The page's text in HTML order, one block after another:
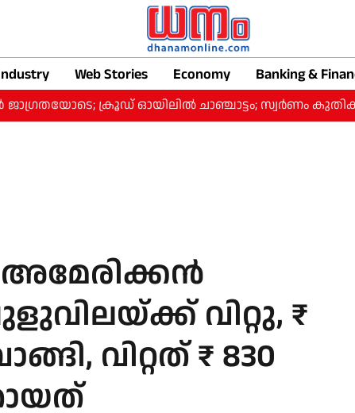
Web Stories Economy Banking &
ക്രൂഡ് ഓയിലിൽ ചാഞ്ചാട്ടം; സ്വർണം കുതിക്കുന്നു
വിറ്റു, ₹
വിറ്റത് ₹ 830